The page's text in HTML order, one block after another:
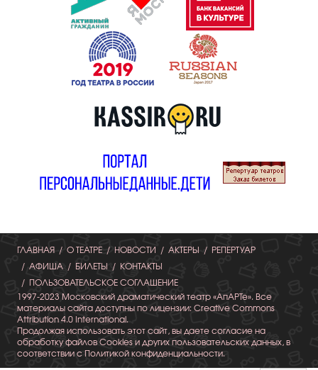
ГЛАВНАЯ О ТЕАТРЕ НОВОСТИ АКТЕРЫ
РЕПЕРТУАР
АФИША
БИЛЕТЫ
КОНТАКТЫ
ПОЛЬЗОВАТЕЛЬСКОЕ СОГЛАШЕНИЕ
1997-2023 Московский драматический театр «АпАРТе». Все
материалы сайта доступны по лицензии: Creative Commons
Attribution 4.0 International.
Продолжая использовать этот сайт, вы даете согласие на
обработку файлов Cookies и других пользовательских данных, в
соответствии с Политикой конфиденциальности.